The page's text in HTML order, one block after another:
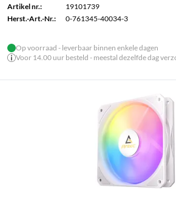
Artikel nr.:
19101739
Herst.-Art.-Nr.:
0-761345-40034-3
Op voorraad - leverbaar binnen enkele dagen
Voor 14.00 uur besteld - meestal dezelfde dag